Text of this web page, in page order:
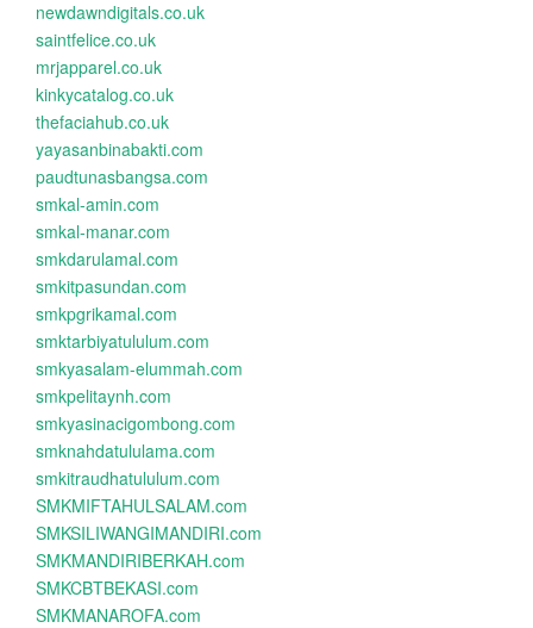
newdawndigitals.co.uk
saintfelice.co.uk
mrjapparel.co.uk
kinkycatalog.co.uk
thefaciahub.co.uk
yayasanbinabakti.com
paudtunasbangsa.com
smkal-amin.com
smkal-manar.com
smkdarulamal.com
smkitpasundan.com
smkpgrikamal.com
smktarbiyatululum.com
smkyasalam-elummah.com
smkpelitaynh.com
smkyasinacigombong.com
smknahdatululama.com
smkitraudhatululum.com
SMKMIFTAHULSALAM.com
SMKSILIWANGIMANDIRI.com
SMKMANDIRIBERKAH.com
SMKCBTBEKASI.com
SMKMANAROFA.com